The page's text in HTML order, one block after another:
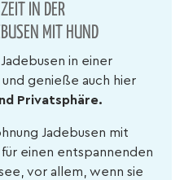
IN DER
MIT HUND
in einer
genieße auch hier
Privatsphäre.
Jadebusen mit
einen entspannenden
vor allem, wenn sie